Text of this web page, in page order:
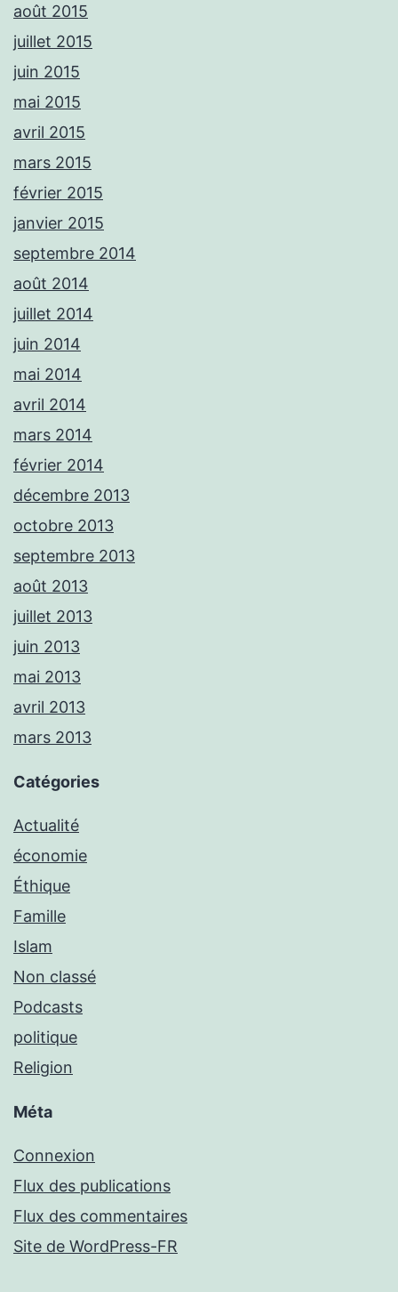
août 2015
juillet 2015
juin 2015
mai 2015
avril 2015
mars 2015
février 2015
janvier 2015
septembre 2014
août 2014
juillet 2014
juin 2014
mai 2014
avril 2014
mars 2014
février 2014
décembre 2013
octobre 2013
septembre 2013
août 2013
juillet 2013
juin 2013
mai 2013
avril 2013
mars 2013
Catégories
Actualité
économie
Éthique
Famille
Islam
Non classé
Podcasts
politique
Religion
Méta
Connexion
Flux des publications
Flux des commentaires
Site de WordPress-FR